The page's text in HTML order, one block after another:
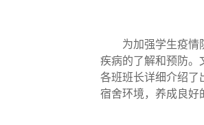
为加强学生疫情
疾病的了解和预防。
各班班长详细介绍了
宿舍环境，养成良好